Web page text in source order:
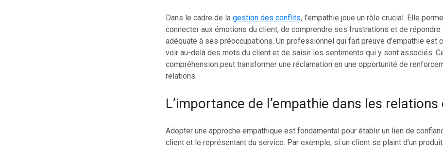
Dans le cadre de la gestion des conflits, l’empathie joue un rôle crucial. Elle
connecter aux émotions du client, de comprendre ses frustrations et de répondre
adéquate à ses préoccupations. Un professionnel qui fait preuve d’empathie est
voir au-delà des mots du client et de saisir les sentiments qui y sont associés.
compréhension peut transformer une réclamation en une opportunité de
relations.
L’importance de l’empathie dans les
Adopter une approche empathique est fondamental pour établir un lien de
client et le représentant du service. Par exemple, si un client se plaint d’un